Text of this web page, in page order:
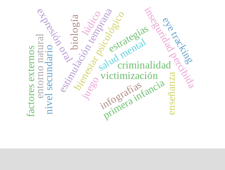
criminalidad
salud mental
victimizacióninseguridad percibida
bienestar psicológico
estimulación temprana
primera infancia
expresión oral eye tracking
infografías
biología
nivel secundario
entorno natural
factores externos juego
estrategias
lúdico
enseñanza